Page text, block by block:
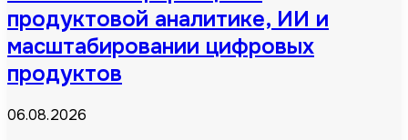
продуктовой аналитике, ИИ и
масштабировании цифровых
продуктов
06.08.2026